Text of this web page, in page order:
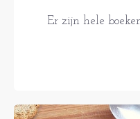
Er zijn hele